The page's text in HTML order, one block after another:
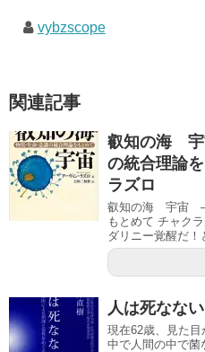
vybzscope
関連記事
叡知の海
の統合理論
ラズロ
叡知の海 宇宙 ―
もとめて チャク
ダリニー覚醒だ！
人は死なな
現在62歳、見た
中で人間の中で菌